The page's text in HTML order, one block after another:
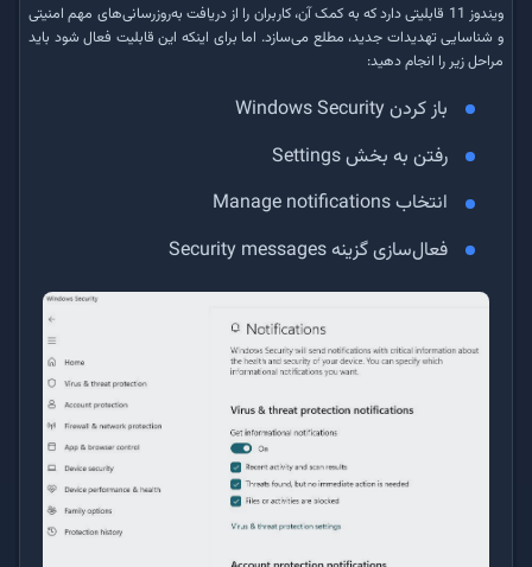
ویندوز 11 قابلیتی دارد که به کمک آن، کاربران را از دریافت به‌روزرسانی‌های مهم امنیتی
و شناسایی تهدیدات جدید، مطلع می‌سازد. اما برای اینکه این قابلیت فعال شود باید
مراحل زیر را انجام دهید:
باز کردن Windows Security
رفتن به بخش Settings
انتخاب Manage notifications
فعال‌سازی گزینه Security messages